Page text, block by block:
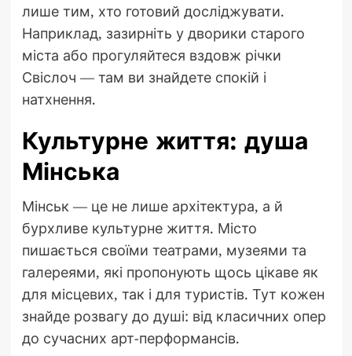
лише тим, хто готовий досліджувати.
Наприклад, зазирніть у дворики старого
міста або прогуляйтеся вздовж річки
Свіслоч — там ви знайдете спокій і
натхнення.
Культурне життя: душа
Мінська
Мінськ — це не лише архітектура, а й
бурхливе культурне життя. Місто
пишається своїми театрами, музеями та
галереями, які пропонують щось цікаве як
для місцевих, так і для туристів. Тут кожен
знайде розвагу до душі: від класичних опер
до сучасних арт-перформансів.